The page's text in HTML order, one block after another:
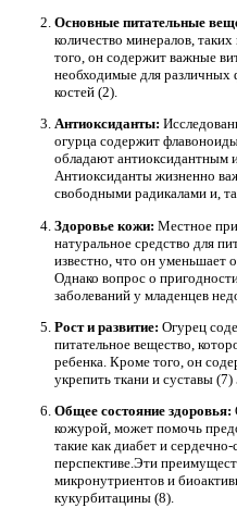
Основные питательные
количество минералов,
того, он содержит важные
необходимые для различных
костей (2).
Антиоксиданты:
огурца содержит
обладают антиоксидантным
Антиоксиданты жизненно
свободными радикалами и,
Здоровье кожи: Местное
натуральное средство для
известно, что он уменьшает
Однако вопрос о
заболеваний у младенцев
Рост и развитие: Огурец
питательное вещество,
ребенка. Кроме того, он
укрепить ткани и суставы (7)
Общее состояние здоровья:
кожурой, может помочь
такие как диабет и
перспективе.Эти
микронутриентов и
кукурбитацины (8).